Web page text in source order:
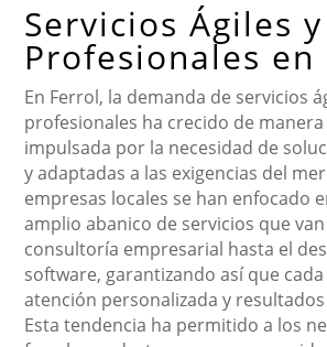
Servicios Ágiles y
Profesionales en
En Ferrol, la demanda de servicios
profesionales ha crecido de
impulsada por la necesidad de
y adaptadas a las exigencias del
empresas locales se han enfocado
amplio abanico de servicios que
consultoría empresarial hasta el
software, garantizando así que
atención personalizada y
Esta tendencia ha permitido a los